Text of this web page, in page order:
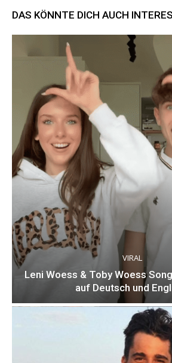
DAS KÖNNTE DICH AUCH
VIRAL
Leni Woess & Toby Woess
auf Deutsch und